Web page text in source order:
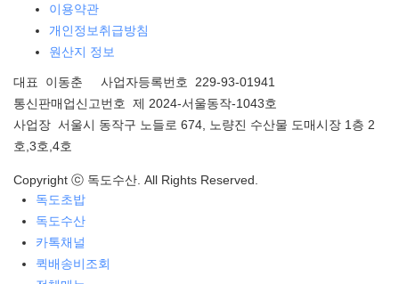
이용약관
개인정보취급방침
원산지 정보
대표 이동춘 사업자등록번호 229-93-01941
통신판매업신고번호 제 2024-서울동작-1043호
사업장 서울시 동작구 노들로 674, 노량진 수산물 도매시장 1층 2
호,3호,4호
Copyright ⓒ 독도수산. All Rights Reserved.
독도초밥
독도수산
카톡채널
퀵배송비조회